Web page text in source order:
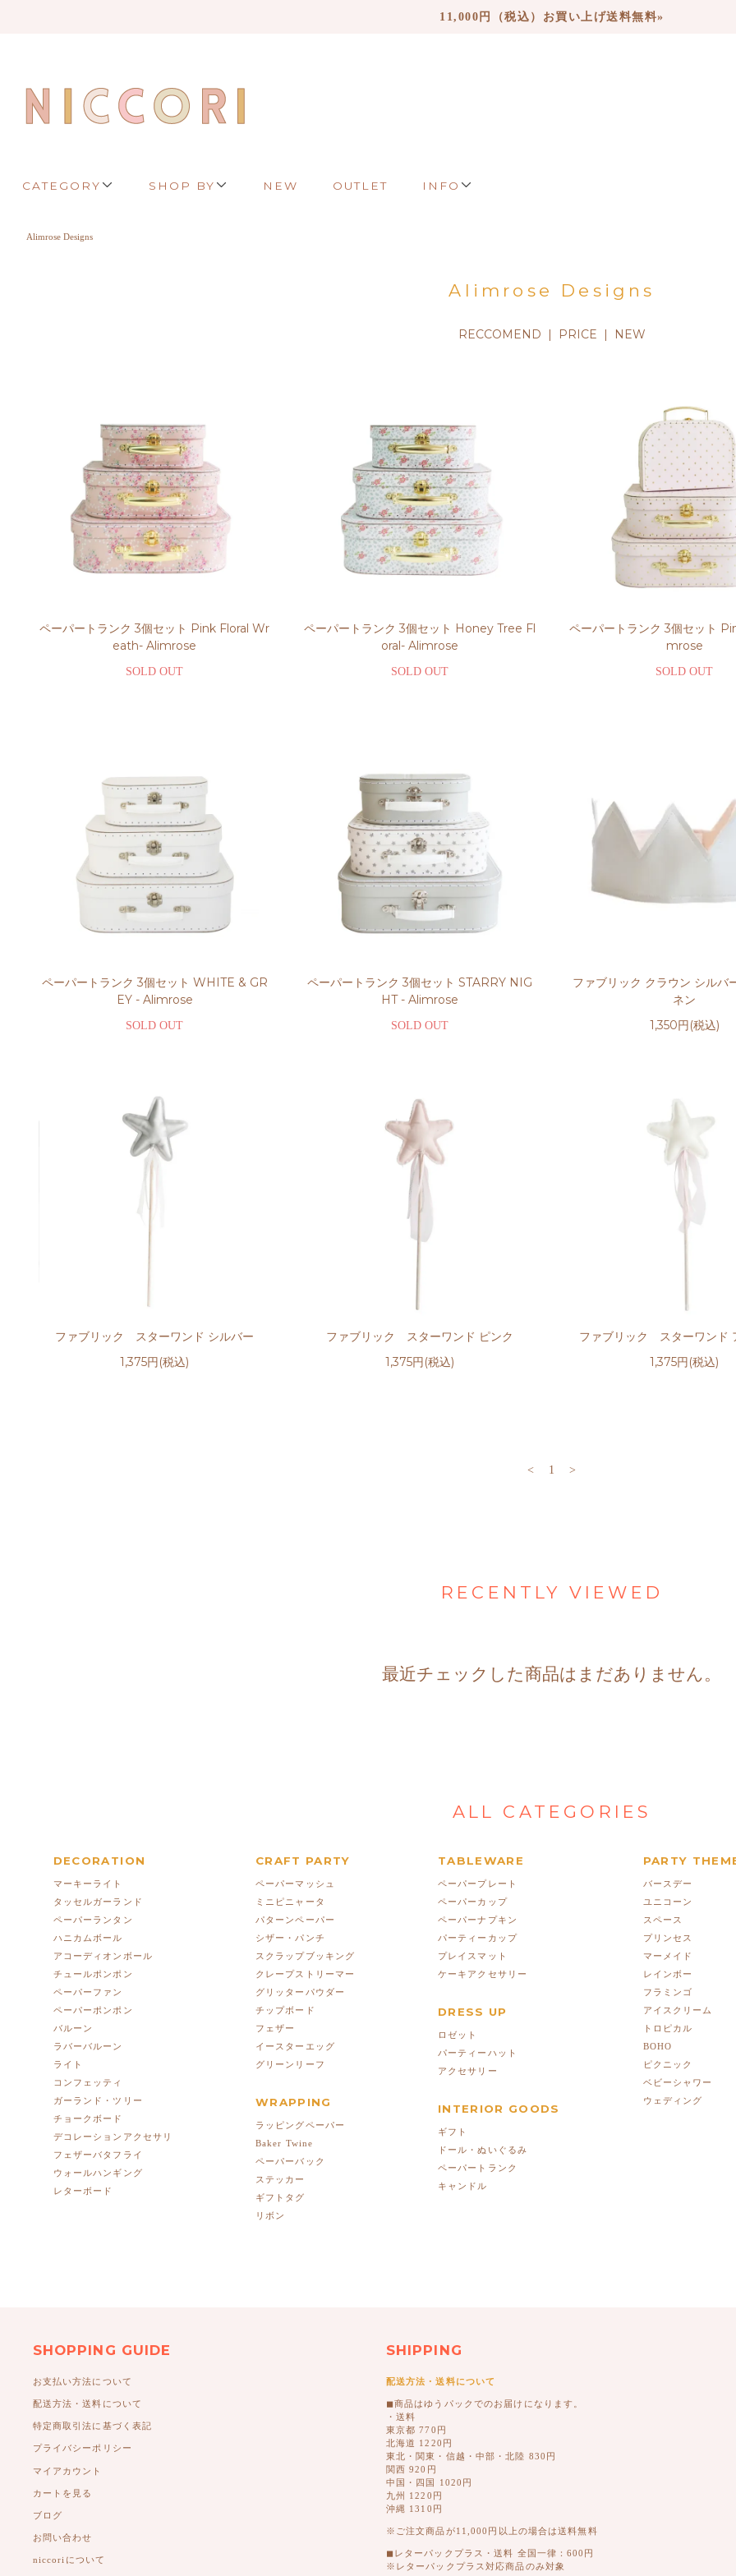
11,000円（税込）お買い上げ送料無料»
CATEGORY SHOP BY NEW OUTLET INFO
Alimrose Designs
Alimrose Designs
RECCOMEND | PRICE | NEW
ペーパートランク 3個セット Pink Floral Wr
eath- Alimrose
SOLD OUT
ペーパートランク 3個セット Honey Tree Fl
oral- Alimrose
SOLD OUT
ペーパートランク 3個セット
mrose
SOLD OUT
ペーパートランク 3個セット WHITE & GR
EY - Alimrose
SOLD OUT
ペーパートランク 3個セット STARRY NIG
HT - Alimrose
SOLD OUT
ファブリック クラウン シルバ
ネン
1,350円(税込)
ファブリック スターワンド シルバー
1,375円(税込)
ファブリック スターワンド ピンク
1,375円(税込)
ファブリック スターワンド
1,375円(税込)
< 1 >
RECENTLY VIEWED
最近チェックした商品はまだありません。
ALL CATEGORIES
DECORATION
マーキーライト
タッセルガーランド
ペーパーランタン
ハニカムボール
アコーディオンボール
チュールポンポン
ペーパーファン
ペーパーポンポン
バルーン
ラバーバルーン
ライト
コンフェッティ
ガーランド・ツリー
チョークボード
デコレーションアクセサリ
フェザーバタフライ
ウォールハンギング
レターボード
CRAFT PARTY
ペーパーマッシュ
ミニピニャータ
パターンペーパー
シザー・パンチ
スクラップブッキング
クレープストリーマー
グリッターパウダー
チップボード
フェザー
イースターエッグ
グリーンリーフ
WRAPPING
ラッピングペーパー
Baker Twine
ペーパーバック
ステッカー
ギフトタグ
リボン
TABLEWARE
ペーパープレート
ペーパーカップ
ペーパーナプキン
パーティーカップ
プレイスマット
ケーキアクセサリー
DRESS UP
ロゼット
パーティーハット
アクセサリー
INTERIOR GOODS
ギフト
ドール・ぬいぐるみ
ペーパートランク
キャンドル
PARTY
バースデー
ユニコーン
スペース
プリンセス
マーメイド
レインボー
フラミンゴ
アイスクリーム
トロピカル
BOHO
ピクニック
ベビーシャワー
ウェディング
SHOPPING GUIDE
お支払い方法について
配送方法・送料について
特定商取引法に基づく表記
プライバシーポリシー
マイアカウント
カートを見る
ブログ
お問い合わせ
niccoriについて
SHIPPING
配送方法・送料について
◼︎商品はゆうパックでのお届けになります。
・送料
東京都 770円
北海道 1220円
東北・関東・信越・中部・北陸 830円
関西 920円
中国・四国 1020円
九州 1220円
沖縄 1310円
※ご注文商品が11,000円以上の場合は送料無料
◼︎レターパックプラス・送料 全国一律：600円
※レターパックプラス対応商品のみ対象